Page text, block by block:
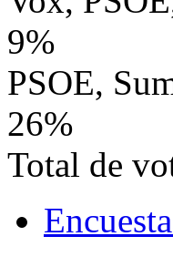
9%
PSOE,
26%
Total de